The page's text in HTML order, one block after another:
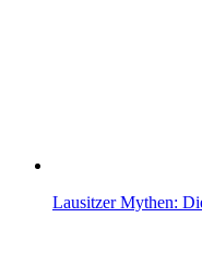
Lausitzer Mythen: